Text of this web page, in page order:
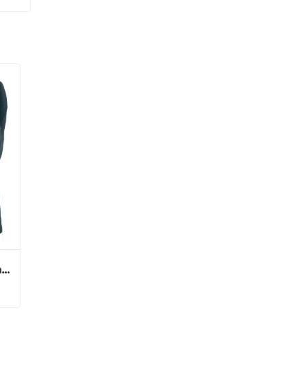
Grüne PVC beschichtete Handschuhe Sandy Finish